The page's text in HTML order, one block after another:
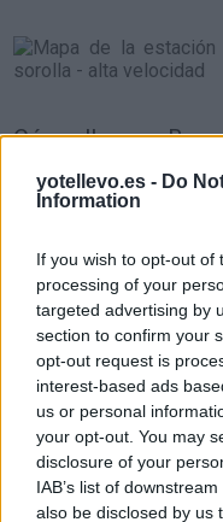
yotellevo.es - Do
Information
If you wish to opt-out of
processing of your
targeted advertising by
section to confirm your
opt-out request is
interest-based ads
us or personal
your opt-out. You may
disclosure of your
IAB’s list of
also be disclosed by us
Cómo llegar a
¿Como puedo
localidades cercanas?
1,40 kilómetros
Massanassaa
kilómetros
Sedavía 1,78
Paiportaa 1,97
Catarroja a 2,59
Albala 3,49